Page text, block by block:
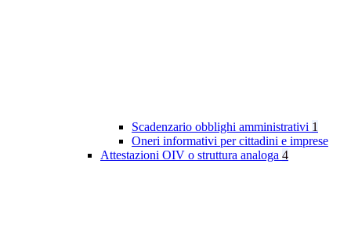
Scadenzario obblighi amministrativi 1
Oneri informativi per cittadini e imprese
Attestazioni OIV o struttura analoga 4